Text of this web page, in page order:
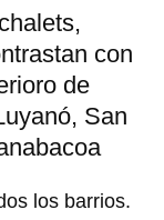
con
de
San
los barrios.